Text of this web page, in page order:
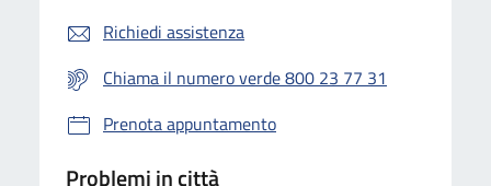
Richiedi assistenza
Chiama il numero verde 800 23 77 31
Prenota appuntamento
Problemi in città